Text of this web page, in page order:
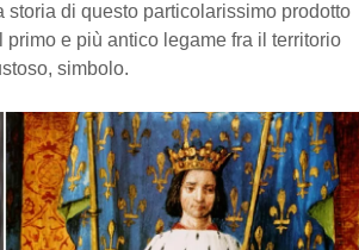
di questo particolarissimo prodotto
e più antico legame fra il territorio
simbolo.